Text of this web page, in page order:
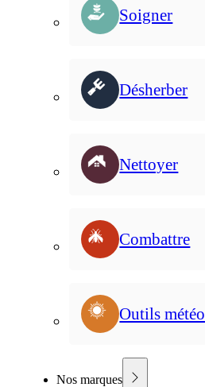
Soigner
Désherber
Nettoyer
Combattre
Outils météo
Nos marques